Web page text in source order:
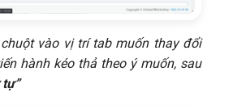
vào vị trí tab muốn thay đổi
hành kéo thả theo ý muốn, sau
tự”